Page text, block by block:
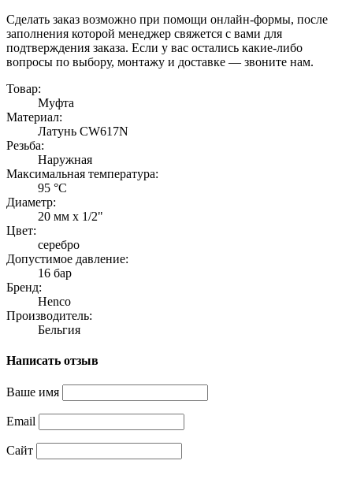
Сделать заказ возможно при помощи онлайн-формы, после
заполнения которой менеджер свяжется с вами для
подтверждения заказа. Если у вас остались какие-либо
вопросы по выбору, монтажу и доставке — звоните нам.
Товар:
Муфта
Материал:
Латунь CW617N
Резьба:
Наружная
Максимальная температура:
95 °C
Диаметр:
20 мм x 1/2"
Цвет:
серебро
Допустимое давление:
16 бар
Бренд:
Henco
Производитель:
Бельгия
Написать отзыв
Ваше имя
Email
Сайт